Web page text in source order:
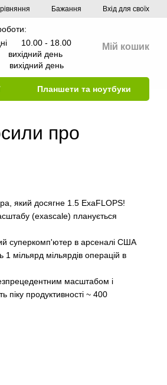
Бажання Вхід для своїх
10.00 - 18.00
день
день
Мій кошик
Планшети та ноутбуки
про
який досягне 1.5 ExaFLOPS!
(exascale) планується
суперкомп'ютер в арсеналі США
мільярд мільярдів операцій в
масштабом і
піку продуктивності ~ 400